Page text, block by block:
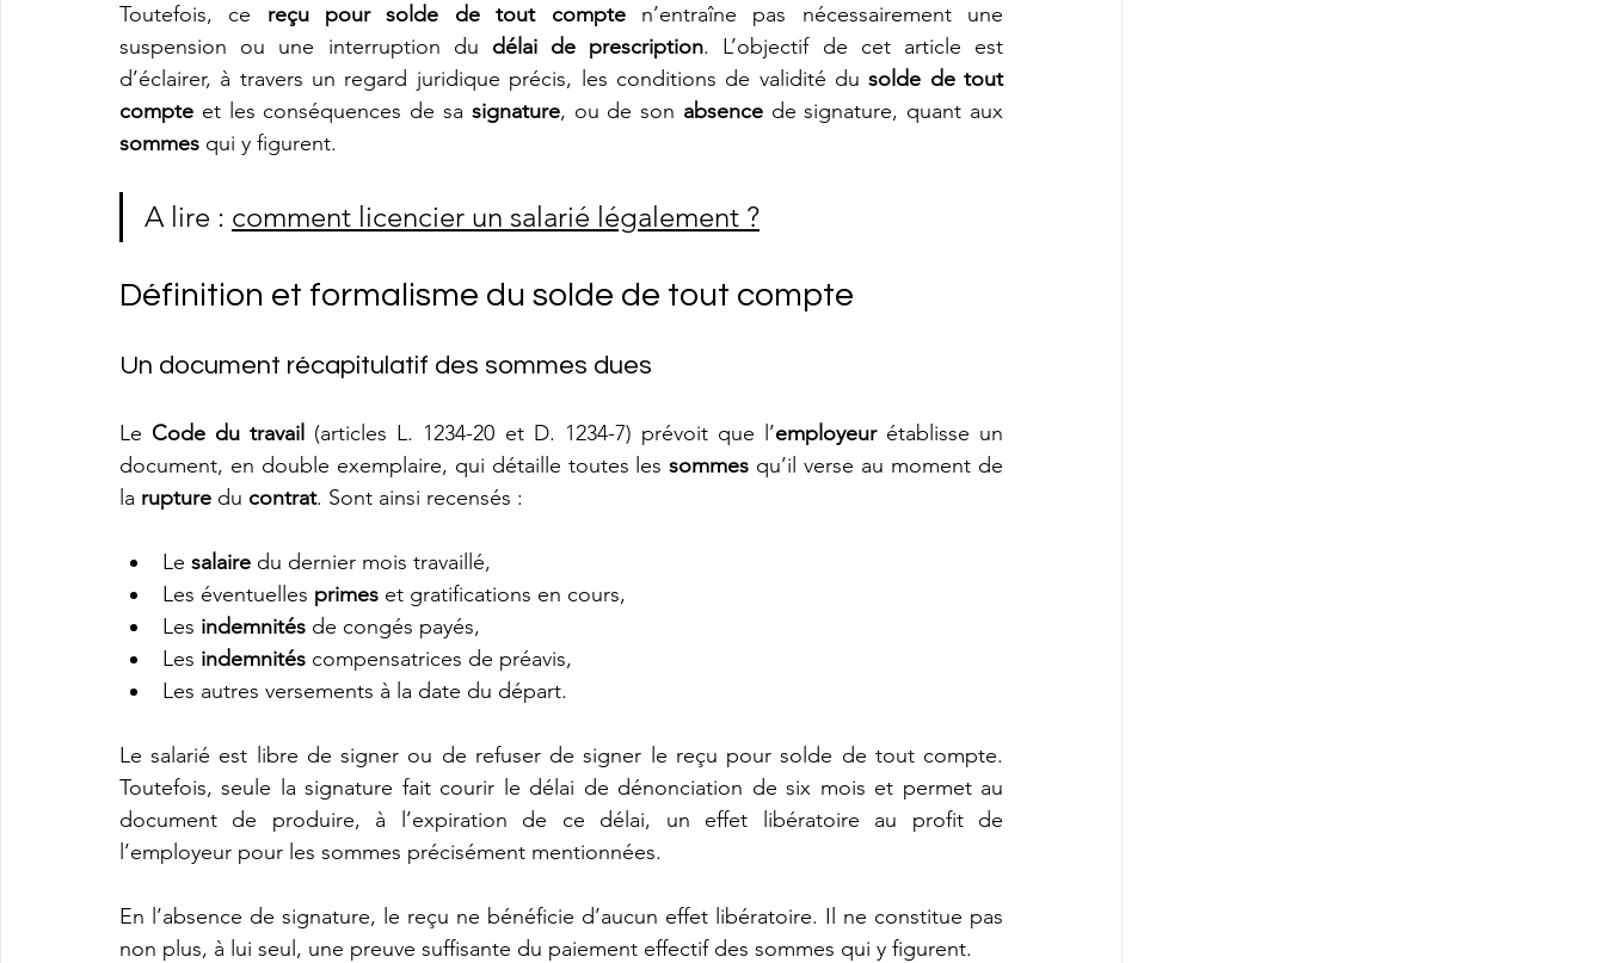
Toutefois, ce reçu pour solde de tout compte n’entraîne pas nécessairement une
suspension ou une interruption du délai de prescription. L’objectif de cet article est
d’éclairer, à travers un regard juridique précis, les conditions de validité du solde de tout
compte et les conséquences de sa signature, ou de son absence
sommes qui y figurent.
A lire : comment licencier un salarié légalement ?
Définition et formalisme du solde de tout compte
Un document récapitulatif des sommes dues
Le Code du travail (articles L. 1234-20 et D. 1234-7) prévoit que l’employeur établisse un
document, en double exemplaire, qui détaille toutes les sommes qu’il verse au moment de
la rupture du contrat. Sont ainsi recensés :
Le salaire du dernier mois travaillé,
Les éventuelles primes et gratifications en cours,
Les indemnités de congés payés,
Les indemnités compensatrices de préavis,
Les autres versements à la date du départ.
Le salarié est libre de signer ou de refuser de signer le reçu pour solde de tout compte.
Toutefois, seule la signature fait courir le délai de dénonciation de six mois et permet au
document de produire, à l’expiration de ce délai, un effet libératoire au profit de
l’employeur pour les sommes précisément mentionnées.
En l’absence de signature, le reçu ne bénéficie d’aucun effet libératoire. Il ne constitue pas
non plus, à lui seul, une preuve suffisante du paiement effectif des sommes qui y figurent.